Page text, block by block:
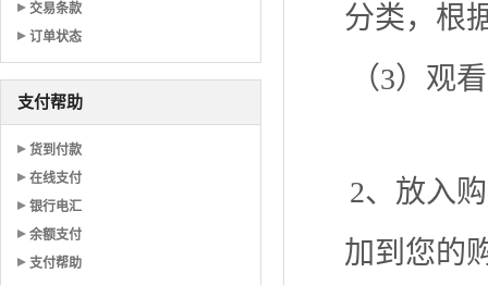
分类，根
（3）观
2、放入
加到您的
交易条款
订单状态
支付帮助
货到付款
在线支付
银行电汇
余额支付
支付帮助